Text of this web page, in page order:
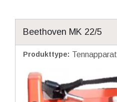
Beethoven MK 22/5
Produkttype: Tennapparat